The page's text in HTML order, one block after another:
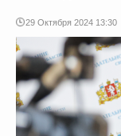
29 Октября 2024 13:30